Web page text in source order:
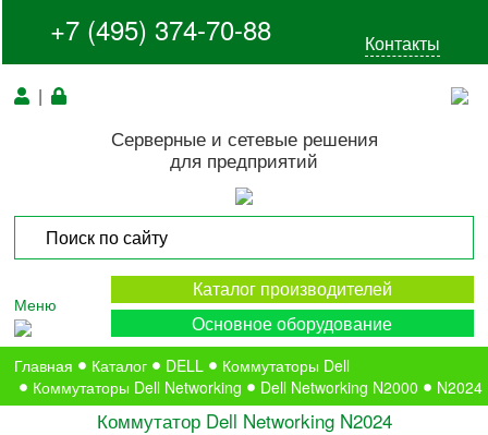
+7 (495) 374-70-88 Контакты
|
Серверные и сетевые решения
для предприятий
Меню
Каталог производителей
Основное оборудование
Главная Каталог DELL
Коммутаторы Dell
Коммутаторы Dell Networking
Dell Networking N2000 N2024
Коммутатор Dell Networking N2024